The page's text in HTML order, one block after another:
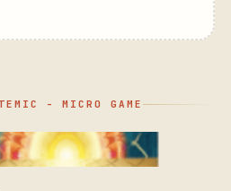
- MICRO GAME